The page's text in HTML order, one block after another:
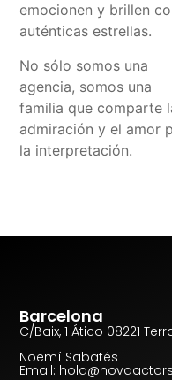
emocionen y brillen
auténticas estrellas.
No sólo somos una
agencia, somos una
familia que comparte
admiración y el amor
la interpretación.
Barcelona
C/Baix, 1 Ático 08221
Noemí Sabatés
Email: